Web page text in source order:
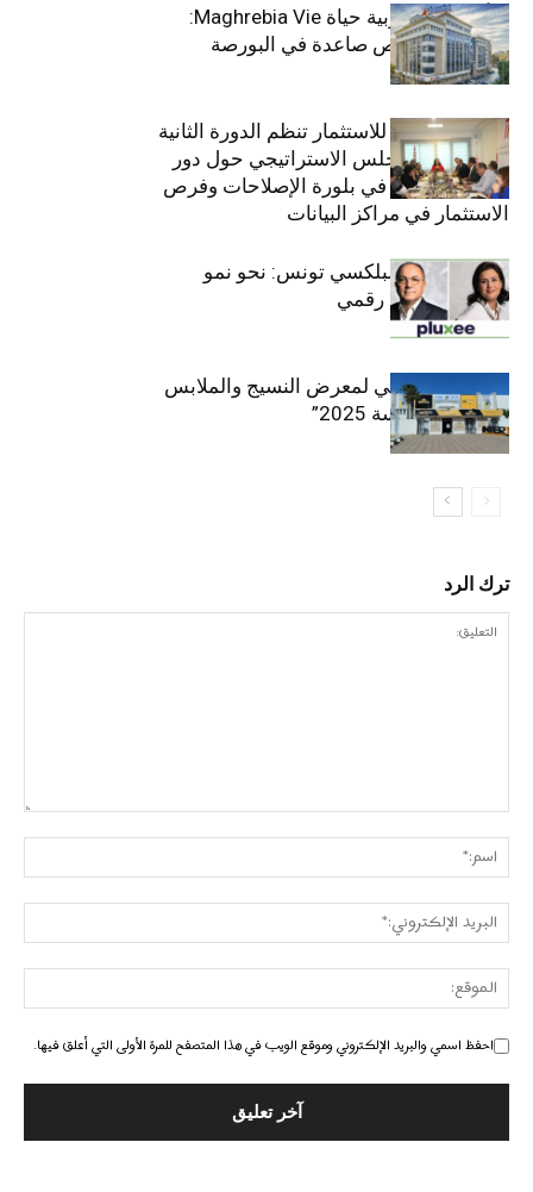
التأمينات المغربية حياة Maghrebia Vie:
فاعل رائد بفرص صاعدة في البورصة
(+34.8%)
الهيئة التونسية للاستثمار تنظم الدورة الثانية
والعشرين للمجلس الاستراتيجي حول دور
القطاع الخاص في بلورة الإصلاحات وفرص
الاستثمار في مراكز البيانات
قيادة مزدوجة لبلكسي تونس: نحو نمو
متسارع وتحول رقمي
الافتتاح الرسمي لمعرض النسيج والملابس
“إنترتكس سوسة 2025”
ترك الرد
احفظ اسمي والبريد الإلكتروني وموقع الويب في هذا المتصفح للمرة الأولى التي أعلق فيها.